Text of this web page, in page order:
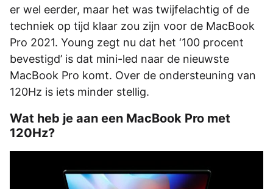
er wel eerder, maar het was twijfelachtig of de
techniek op tijd klaar zou zijn voor de MacBook
Pro 2021. Young zegt nu dat het ‘100 procent
bevestigd’ is dat mini-led naar de nieuwste
MacBook Pro komt. Over de ondersteuning van
120Hz is iets minder stellig.
Wat heb je aan een MacBook Pro met
120Hz?